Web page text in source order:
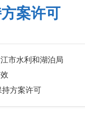
案许可
市水利和湖泊局
方案许可